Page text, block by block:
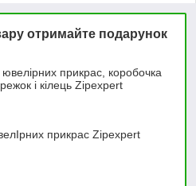
отримайте подарунок
прикрас, коробочка
і кілець Zipexpert
прикрас Zipexpert